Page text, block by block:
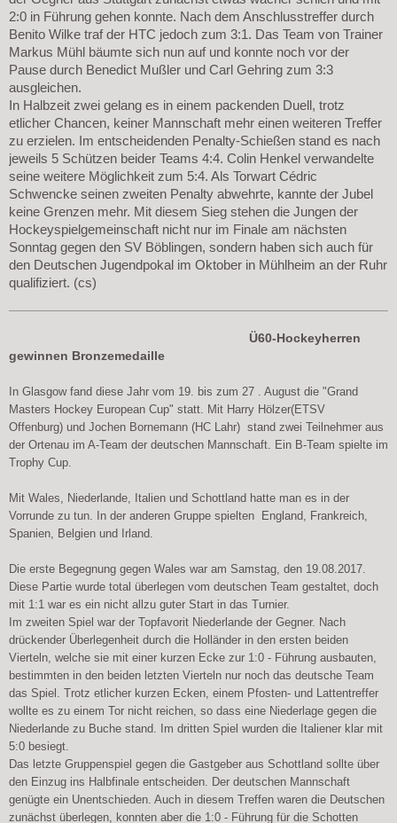
2:0 in Führung gehen konnte. Nach dem Anschlusstreffer durch
Benito Wilke traf der HTC jedoch zum 3:1. Das Team von Trainer
Markus Mühl bäumte sich nun auf und konnte noch vor der
Pause durch Benedict Mußler und Carl Gehring zum 3:3
ausgleichen.
In Halbzeit zwei gelang es in einem packenden Duell, trotz
etlicher Chancen, keiner Mannschaft mehr einen weiteren Treffer
zu erzielen. Im entscheidenden Penalty-Schießen stand es nach
jeweils 5 Schützen beider Teams 4:4. Colin Henkel verwandelte
seine weitere Möglichkeit zum 5:4. Als Torwart Cédric
Schwencke seinen zweiten Penalty abwehrte, kannte der Jubel
keine Grenzen mehr. Mit diesem Sieg stehen die Jungen der
Hockeyspielgemeinschaft nicht nur im Finale am nächsten
Sonntag gegen den SV Böblingen, sondern haben sich auch für
den Deutschen Jugendpokal im Oktober in Mühlheim an der Ruhr
qualifiziert. (cs)
Ü60-Hockeyherren
gewinnen Bronzemedaille
In Glasgow fand diese Jahr vom 19. bis zum 27 . August die "Grand
Masters Hockey European Cup" statt. Mit Harry Hölzer(ETSV
Offenburg) und Jochen Bornemann (HC Lahr) stand zwei Teilnehmer aus
der Ortenau im A-Team der deutschen Mannschaft. Ein B-Team spielte im
Trophy Cup.
Mit Wales, Niederlande, Italien und Schottland hatte man es in der
Vorrunde zu tun. In der anderen Gruppe spielten England, Frankreich,
Spanien, Belgien und Irland.
Die erste Begegnung gegen Wales war am Samstag, den 19.08.2017.
Diese Partie wurde total überlegen vom deutschen Team gestaltet, doch
mit 1:1 war es ein nicht allzu guter Start in das Turnier.
Im zweiten Spiel war der Topfavorit Niederlande der Gegner. Nach
drückender Überlegenheit durch die Holländer in den ersten beiden
Vierteln, welche sie mit einer kurzen Ecke zur 1:0 - Führung ausbauten,
bestimmten in den beiden letzten Vierteln nur noch das deutsche Team
das Spiel. Trotz etlicher kurzen Ecken, einem Pfosten- und Lattentreffer
wollte es zu einem Tor nicht reichen, so dass eine Niederlage gegen die
Niederlande zu Buche stand. Im dritten Spiel wurden die Italiener klar mit
5:0 besiegt.
Das letzte Gruppenspiel gegen die Gastgeber aus Schottland sollte über
den Einzug ins Halbfinale entscheiden. Der deutschen Mannschaft
genügte ein Unentschieden. Auch in diesem Treffen waren die Deutschen
zunächst überlegen, konnten aber die 1:0 - Führung für die Schotten